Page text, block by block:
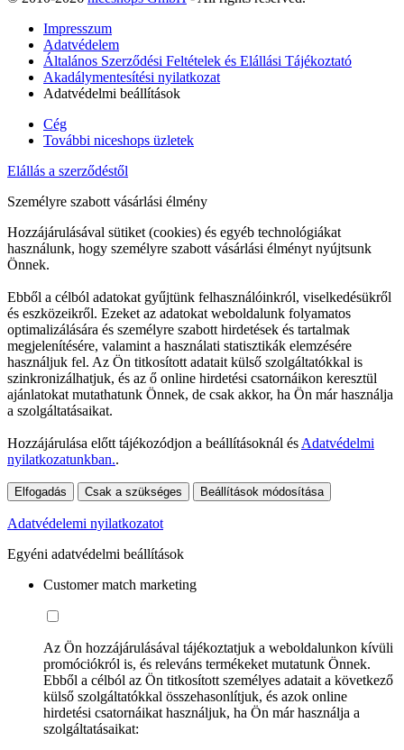
Impresszum
Adatvédelem
Általános Szerződési Feltételek és Elállási Tájékoztató
Akadálymentesítési nyilatkozat
Adatvédelmi beállítások
Cég
További niceshops üzletek
Elállás a szerződéstől
Személyre szabott vásárlási élmény
Hozzájárulásával sütiket (cookies) és egyéb technológiákat
használunk, hogy személyre szabott vásárlási élményt nyújtsunk
Önnek.
Ebből a célból adatokat gyűjtünk felhasználóinkról, viselkedésükről
és eszközeikről. Ezeket az adatokat weboldalunk folyamatos
optimalizálására és személyre szabott hirdetések és tartalmak
megjelenítésére, valamint a használati statisztikák elemzésére
használjuk fel. Az Ön titkosított adatait külső szolgáltatókkal is
szinkronizálhatjuk, és az ő online hirdetési csatornáikon keresztül
ajánlatokat mutathatunk Önnek, de csak akkor, ha Ön már használja
a szolgáltatásaikat.
Hozzájárulása előtt tájékozódjon a beállításoknál és Adatvédelmi
nyilatkozatunkban..
Elfogadás Csak a szükséges Beállítások módosítása
Adatvédelemi nyilatkozatot
Egyéni adatvédelmi beállítások
Customer match marketing
Az Ön hozzájárulásával tájékoztatjuk a weboldalunkon kívüli
promóciókról is, és releváns termékeket mutatunk Önnek.
Ebből a célból az Ön titkosított személyes adatait a következő
külső szolgáltatókkal összehasonlítjuk, és azok online
hirdetési csatornáikat használjuk, ha Ön már használja a
szolgáltatásaikat: